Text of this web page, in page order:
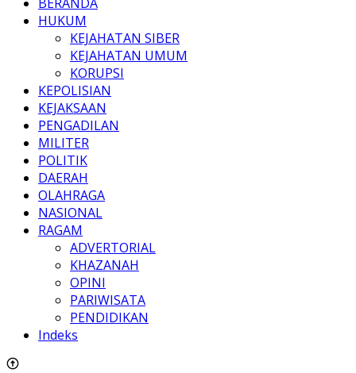
HUKUM
KEJAHATAN SIBER
KEJAHATAN UMUM
KORUPSI
KEPOLISIAN
KEJAKSAAN
PENGADILAN
MILITER
POLITIK
DAERAH
OLAHRAGA
NASIONAL
RAGAM
ADVERTORIAL
KHAZANAH
OPINI
PARIWISATA
PENDIDIKAN
Indeks